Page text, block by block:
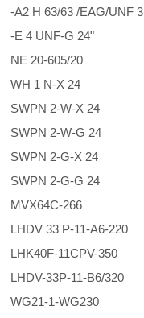
-A2 H 63/63 /EAG/UNF 3
-E 4 UNF-G 24"
NE 20-605/20
WH 1 N-X 24
SWPN 2-W-X 24
SWPN 2-W-G 24
SWPN 2-G-X 24
SWPN 2-G-G 24
MVX64C-266
LHDV 33 P-11-A6-220
LHK40F-11CPV-350
LHDV-33P-11-B6/320
WG21-1-WG230